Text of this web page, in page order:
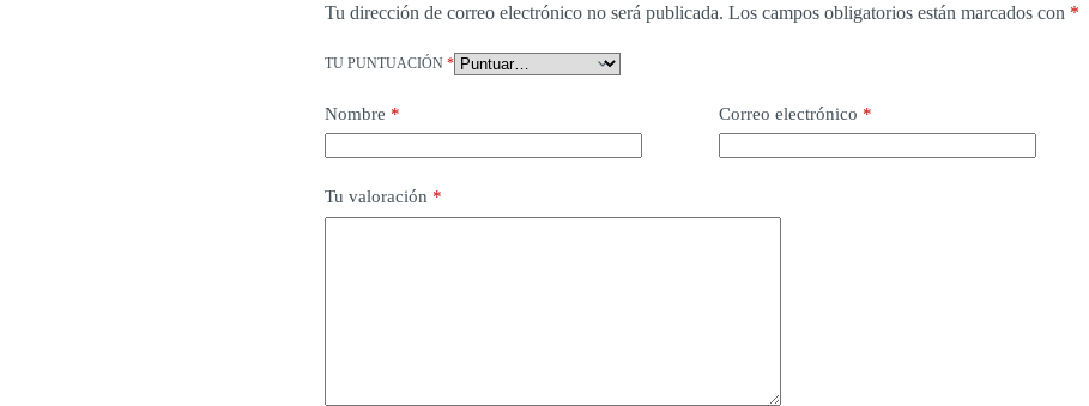
Tu dirección de correo electrónico no será publicada. Los campos obligatorios están marcados con *
TU PUNTUACIÓN *
Nombre * Correo electrónico *
Tu valoración *